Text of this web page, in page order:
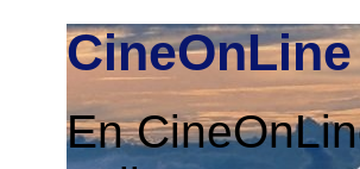
CineOnLine
En